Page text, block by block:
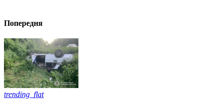
Попередня
trending_flat